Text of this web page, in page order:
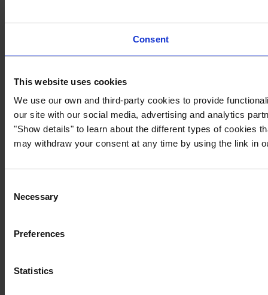
Consent
This website uses cookies
We use our own and third-party cookies to provide
our site with our social media, advertising and analytics
"Show details" to learn about the different types of cookies
may withdraw your consent at any time by using the link in
Selection
Necessary
Preferences
Statistics